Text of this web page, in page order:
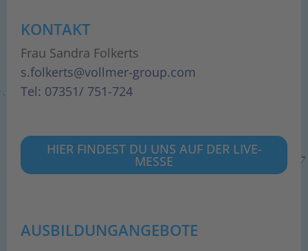
KONTAKT
Frau Sandra Folkerts
s.folkerts@vollmer-group.com
Tel: 07351/ 751-724
HIER FINDEST DU UNS AUF DER LIVE-
MESSE
AUSBILDUNGANGEBOTE